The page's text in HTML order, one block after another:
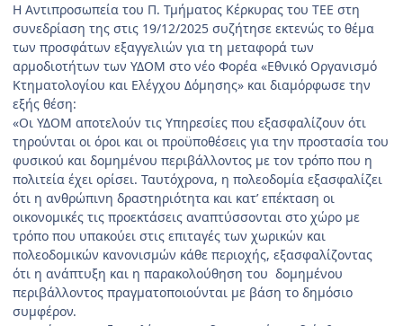
Η Αντιπροσωπεία του Π. Τμήματος Κέρκυρας του ΤΕΕ στη
συνεδρίαση της στις 19/12/2025 συζήτησε εκτενώς το θέμα
των προσφάτων εξαγγελιών για τη μεταφορά των
αρμοδιοτήτων των ΥΔΟΜ στο νέο Φορέα «Εθνικό Οργανισμό
Κτηματολογίου και Ελέγχου Δόμησης» και διαμόρφωσε την
εξής θέση:
«Οι ΥΔΟΜ αποτελούν τις Υπηρεσίες που εξασφαλίζουν ότι
τηρούνται οι όροι και οι προϋποθέσεις για την προστασία του
φυσικού και δομημένου περιβάλλοντος με τον τρόπο που η
πολιτεία έχει ορίσει. Ταυτόχρονα, η πολεοδομία εξασφαλίζει
ότι η ανθρώπινη δραστηριότητα και κατ’ επέκταση οι
οικονομικές τις προεκτάσεις αναπτύσσονται στο χώρο με
τρόπο που υπακούει στις επιταγές των χωρικών και
πολεοδομικών κανονισμών κάθε περιοχής, εξασφαλίζοντας
ότι η ανάπτυξη και η παρακολούθηση του δομημένου
περιβάλλοντος πραγματοποιούνται με βάση το δημόσιο
συμφέρον.